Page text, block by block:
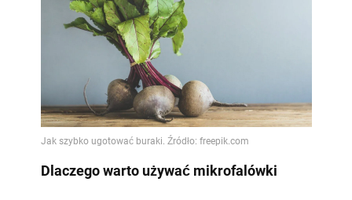
Dlaczego warto używać mikrofalówki